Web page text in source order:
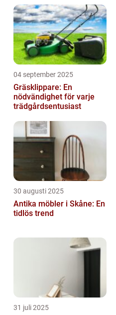
04 september 2025
Gräsklippare: En
nödvändighet för varje
trädgårdsentusiast
30 augusti 2025
Antika möbler i Skåne: En
tidlös trend
31 juli 2025